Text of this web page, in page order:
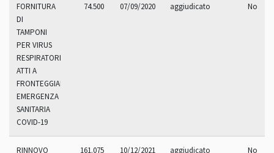
FORNITURA
DI
TAMPONI
PER VIRUS
RESPIRATORI
ATTI A
FRONTEGGIARE
EMERGENZA
SANITARIA
COVID-19
74.500 07/09/2020 aggiudicato No
RINNOVO
161.075 10/12/2021 aggiudicato No